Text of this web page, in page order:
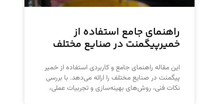
راهنمای جامع استفاده از
خمیرپیگمنت در صنایع مختلف
این مقاله راهنمای جامع و کاربردی استفاده از خمیر
پیگمنت در صنایع مختلف را ارائه می‌دهد. با بررسی
نکات فنی، روش‌های بهینه‌سازی و تجربیات عملی،